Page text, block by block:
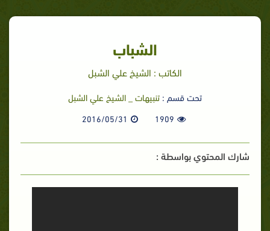
الشباب
الكاتب : الشيخ علي الشبل
تحت قسم : تنبيهات _ الشيخ علي الشبل
1909
2016/05/31
شارك المحتوي بواسطة :